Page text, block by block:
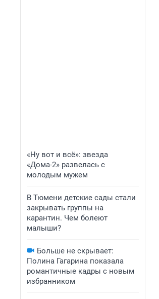
«Ну вот и всё»: звезда
«Дома-2» развелась с
молодым мужем
В Тюмени детские сады стали
закрывать группы на
карантин. Чем болеют
малыши?
Больше не скрывает:
Полина Гагарина показала
романтичные кадры с новым
избранником